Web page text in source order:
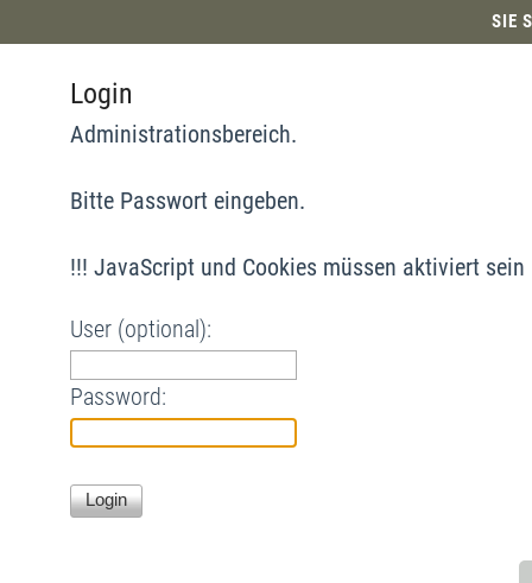
SIE
Login
Administrationsbereich.
Bitte Passwort eingeben.
!!! JavaScript und Cookies müssen aktiviert sein
User (optional):
Password: